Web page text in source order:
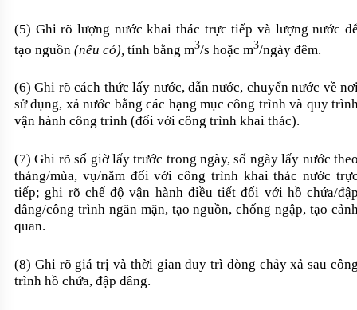
(5) Ghi rõ lượng nước khai thác trực tiếp và lượng nước
tạo nguồn (nếu có), tính bằng m3/s hoặc m3/ngày đêm.
(6) Ghi rõ cách thức lấy nước, dẫn nước, chuyển nước về
sử dụng, xả nước bằng các hạng mục công trình và quy
vận hành công trình (đối với công trình khai thác).
(7) Ghi rõ số giờ lấy trước trong ngày, số ngày lấy nước
tháng/mùa, vụ/năm đối với công trình khai thác nước
tiếp; ghi rõ chế độ vận hành điều tiết đối với hồ chứa/
dâng/công trình ngăn mặn, tạo nguồn, chống ngập, tạo
quan.
(8) Ghi rõ giá trị và thời gian duy trì dòng chảy xả sau
trình hồ chứa, đập dâng.